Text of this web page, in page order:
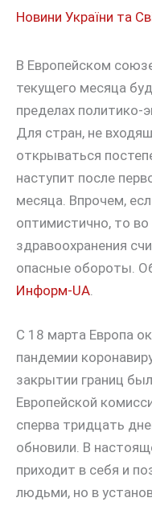
Новини України та
В Европейском
текущего месяца
пределах политико-
Для стран, не
открываться
наступит после
месяца. Впрочем,
оптимистично, то
здравоохранения
опасные обороты.
Информ-UA
С 18 марта Европа
пандемии
закрытии границ
Европейской
сперва тридцать
обновили. В
приходит в себя и
людьми, но в